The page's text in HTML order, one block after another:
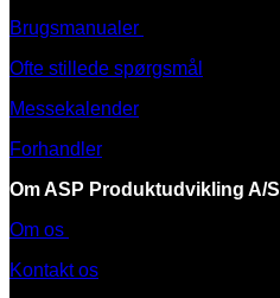
Brugsmanualer
Ofte stillede spørgsmål
Messekalender
Forhandler
Om ASP Produktudvikling A/S
Om os
Kontakt os